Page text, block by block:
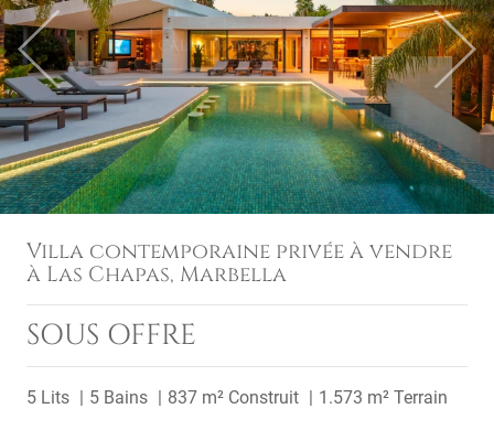
Previous Next
Villa contemporaine privée à vendre
à Las Chapas, Marbella
SOUS OFFRE
5 Lits 5 Bains 837 m² Construit 1.573 m² Terrain